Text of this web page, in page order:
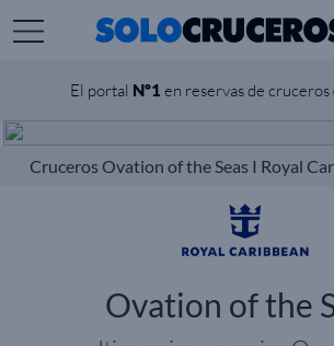
El portal Nº1 en reservas de cruceros
Cruceros Ovation of the Seas I Royal
Ovation of the